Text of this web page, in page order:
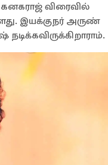
விரைவில்
இயக்குநர் அருண்